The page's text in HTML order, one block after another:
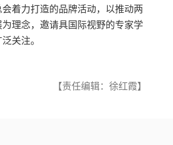
着力打造的品牌活动，以推动两
理念，邀请具国际视野的专家学
关注。
【责任编辑：徐红霞】